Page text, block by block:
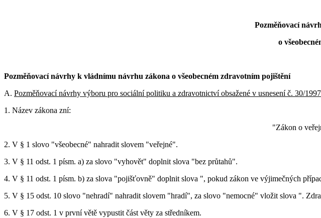
Pozměňovací
o
Pozměňovací návrhy k vládnímu návrhu zákona o všeobecném zdravotním pojištění
A. Pozměňovací návrhy výboru pro sociální politiku a zdravotnictví obsažené v usnesení č. 30/
1. Název zákona zní:
"Zákon o
2. V § 1 slovo "všeobecné" nahradit slovem "veřejné".
3. V § 11 odst. 1 písm. a) za slovo "vyhovět" doplnit slova "bez průtahů".
4. V § 11 odst. 1 písm. b) za slova "pojišťovně" doplnit slova ", pokud zákon ve výjimečných
5. V § 15 odst. 10 slovo "nehradí" nahradit slovem "hradí", za slovo "nemocné" vložit slova ".
6. V § 17 odst. 1 v první větě vypustit část věty za středníkem.